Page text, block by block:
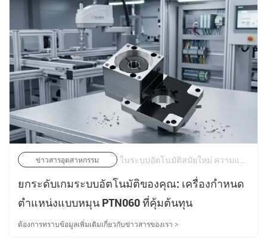
ข่าวสารอุตสาหกรรม ในระบบอัตโนมัติสมัยใหม่ ความแม่นยำในการควบคุมการเคลื่อนไหวไม่ใช่เรื่องหรูหราอีกต่อไป แต่เป็นข้อกำหนดด้านโครงสร้าง เนื่องจากสายการผลิตพัฒนาไปสู่ปริมาณงานที่สูงขึ้น พิกัดความเผื่อที่เข้มงวดมากขึ้น และความหนาแน่นในการบูรณาการที่เพิ่มขึ้น ส่วนประกอบต่างๆ เช่น เครื่องกำหนดตำแหน่งแบบหมุน จะต้องให้ความแม่นยำในการทำซ้ำภายใต้ภาระการปฏิบัติงานที่ต่อเนื่อง | 22/05/2026
ยกระดับเกมระบบอัตโนมัติของคุณ: เครื่องกำหนด
ตำแหน่งแบบหมุน PTN060 ที่คุ้มต้นทุน
ต้องการทราบข้อมูลเพิ่มเติมเกี่ยวกับข่าวสารของเรา >